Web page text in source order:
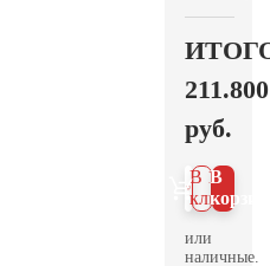
211.800
руб.
В
В 1
клик
или
наличные.